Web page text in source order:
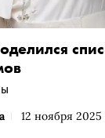
12 ноября 2025